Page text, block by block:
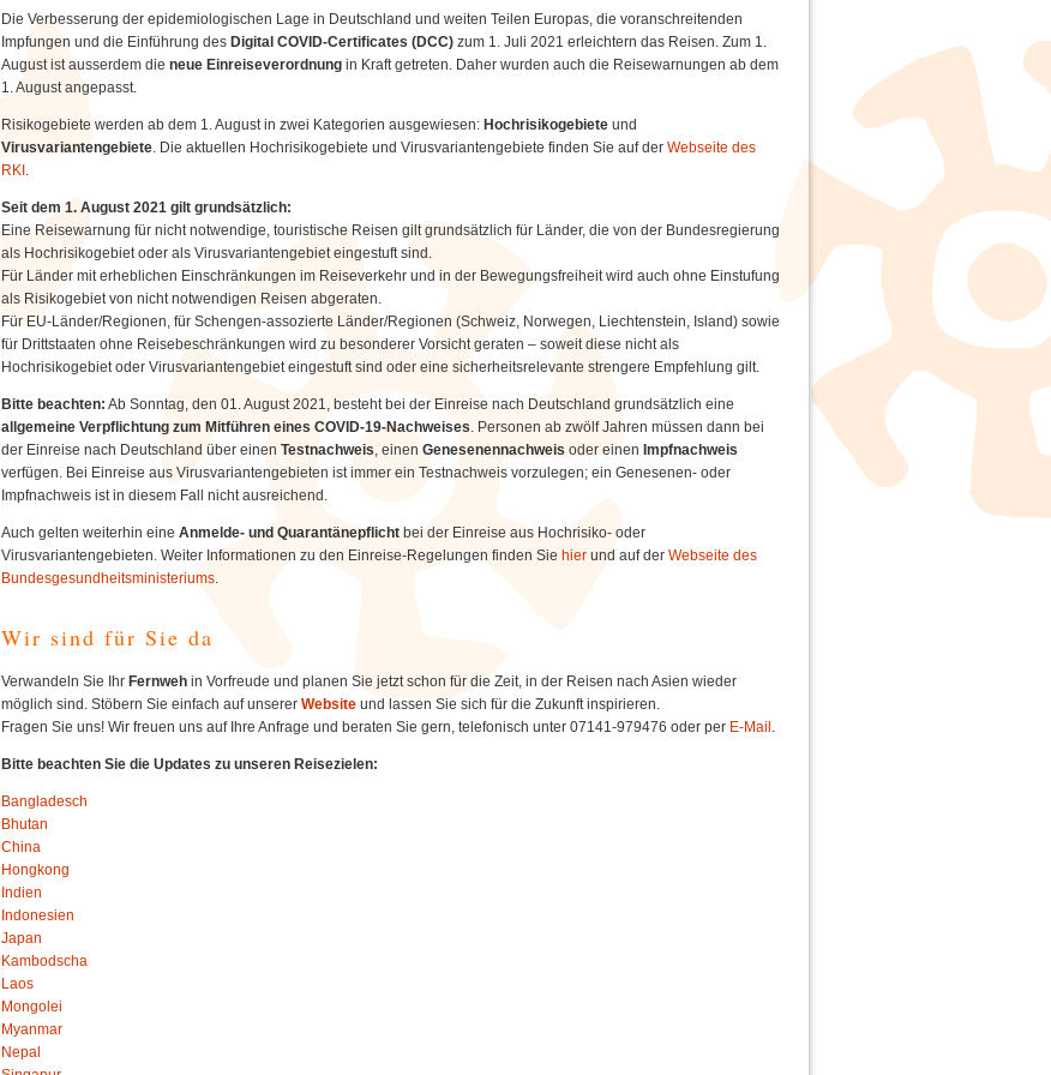
Die Verbesserung der epidemiologischen Lage in Deutschland und weiten Teilen Europas, die voranschreitenden
Impfungen und die Einführung des Digital COVID-Certificates (DCC) zum 1. Juli 2021 erleichtern das Reisen. Zum 1.
August ist ausserdem die neue Einreiseverordnung in Kraft getreten. Daher wurden auch die Reisewarnungen ab dem
1. August angepasst.
Risikogebiete werden ab dem 1. August in zwei Kategorien ausgewiesen: Hochrisikogebiete und
Virusvariantengebiete. Die aktuellen Hochrisikogebiete und Virusvariantengebiete finden Sie auf der Webseite des
RKI .
Seit dem 1. August 2021 gilt grundsätzlich:
Eine Reisewarnung für nicht notwendige, touristische Reisen gilt grundsätzlich für Länder, die von der Bundesregierung
als Hochrisikogebiet oder als Virusvariantengebiet eingestuft sind.
Für Länder mit erheblichen Einschränkungen im Reiseverkehr und in der Bewegungsfreiheit wird auch ohne Einstufung
als Risikogebiet von nicht notwendigen Reisen abgeraten.
Für EU-Länder/Regionen, für Schengen-assozierte Länder/Regionen (Schweiz, Norwegen, Liechtenstein, Island) sowie
für Drittstaaten ohne Reisebeschränkungen wird zu besonderer Vorsicht geraten – soweit diese nicht als
Hochrisikogebiet oder Virusvariantengebiet eingestuft sind oder eine sicherheitsrelevante strengere Empfehlung gilt.
Bitte beachten: Ab Sonntag, den 01. August 2021, besteht bei der Einreise nach Deutschland grundsätzlich eine
allgemeine Verpflichtung zum Mitführen eines COVID-19-Nachweises. Personen ab zwölf Jahren müssen dann bei
der Einreise nach Deutschland über einen Testnachweis, einen Genesenennachweis oder einen Impfnachweis
verfügen. Bei Einreise aus Virusvariantengebieten ist immer ein Testnachweis vorzulegen; ein Genesenen- oder
Impfnachweis ist in diesem Fall nicht ausreichend.
Auch gelten weiterhin eine Anmelde- und Quarantänepflicht bei der Einreise aus Hochrisiko- oder
Virusvariantengebieten. Weiter Informationen zu den Einreise-Regelungen finden Sie hier und auf der Webseite des
Bundesgesundheitsministeriums.
Wir sind für Sie da
Verwandeln Sie Ihr Fernweh in Vorfreude und planen Sie jetzt schon für die Zeit, in der Reisen nach Asien wieder
möglich sind. Stöbern Sie einfach auf unserer Website und lassen Sie sich für die Zukunft inspirieren.
Fragen Sie uns! Wir freuen uns auf Ihre Anfrage und beraten Sie gern, telefonisch unter 07141-979476 oder per E-Mail .
Bitte beachten Sie die Updates zu unseren Reisezielen:
Bangladesch
Bhutan
China
Hongkong
Indien
Indonesien
Japan
Kambodscha
Laos
Mongolei
Myanmar
Nepal